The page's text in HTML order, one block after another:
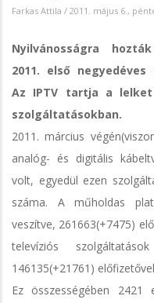
Farkas Attila / 2011. május 6.,
Nyilvánosságra
2011. első negyedéves
Az IPTV tartja a
szolgáltatásokban.
2011. március
analóg- és digitális
volt, egyedül ezen
száma. A műholdas
veszítve, 261663(+7475)
televíziós
146135(+21761)
Ez összességében